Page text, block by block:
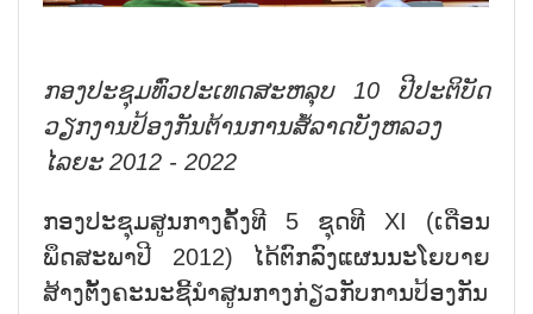
ກອງປະຊຸມທົ່ວປະເທດສະຫລຸບ 10 ປີປະຕິບັດ
ວຽກງານປ້ອງກັນຕ້ານການສໍ້ລາດບັງຫລວງ
ໄລຍະ 2012 - 2022
ກອງປະຊຸມສູນກາງຄັ້ງທີ 5 ຊຸດທີ XI (ເດືອນ
ພຶດສະພາປີ 2012) ໄດ້ຕົກລົງແຜນນະໂຍບາຍ
ສ້າງຕັ້ງຄະນະຊີ້ນຳສູນກາງກ່ຽວກັບການປ້ອງກັນ